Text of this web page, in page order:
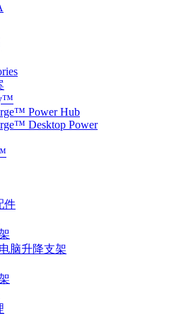
Power Hub
Desktop Power
件
脑升降支架